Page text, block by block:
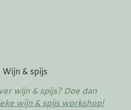
& spijs
wijn & spijs? Doe dan
wijn & spijs workshop!